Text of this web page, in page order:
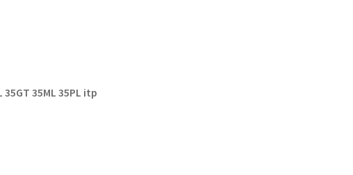
35ML 35PL itp